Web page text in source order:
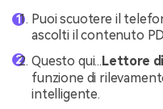
Puoi scuotere il
ascolti il contenuto
Questo qui...Lettore
funzione di
intelligente.